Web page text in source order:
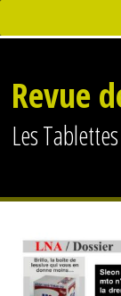
Revue
Les